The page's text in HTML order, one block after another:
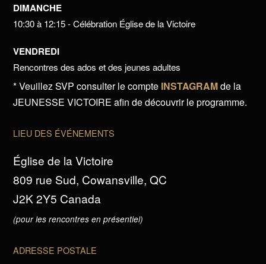
DIMANCHE
10:30 à 12:15 - Célébration Église de la Victoire
VENDREDI
Rencontres des ados et des jeunes adultes
* Veuillez SVP consulter le compte INSTAGRAMde la
JEUNESSE VICTOIRE afin de découvrir le programme.
LIEU DES ÉVÉNEMENTS
Église de la Victoire
809 rue Sud, Cowansville, QC
J2K 2Y5 Canada
(pour les rencontres en présentiel)
ADRESSE POSTALE